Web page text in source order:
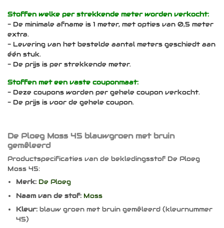
Stoffen welke per strekkende meter worden verkocht:
- De minimale afname is 1 meter, met opties van 0,5 meter
extra.
- Levering van het bestelde aantal meters geschiedt aan
één stuk.
- De prijs is per strekkende meter.
Stoffen met een vaste couponmaat:
- Deze coupons worden per gehele coupon verkocht.
- De prijs is voor de gehele coupon.
De Ploeg Moss 45 blauwgroen met bruin
gemêleerd
Productspecificaties van de bekledingsstof De Ploeg
Moss 45:
Merk: De Ploeg
Naam van de stof: Moss
Kleur:blauw groen met bruin gemêleerd (kleurnummer
45)